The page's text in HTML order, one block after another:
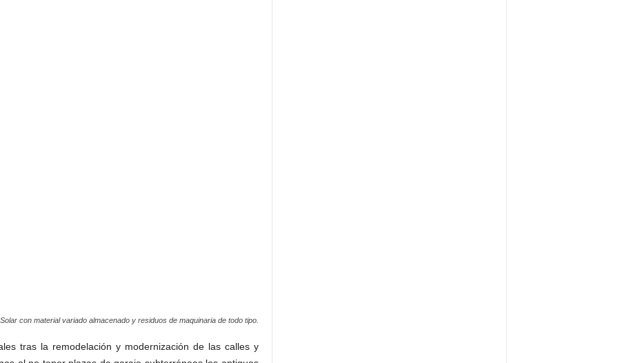
Solar con material variado almacenado y residuos de maquinaria de todo tipo.
tras la remodelación y modernización de las calles y